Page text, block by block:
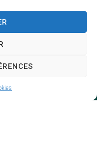
les-Bains